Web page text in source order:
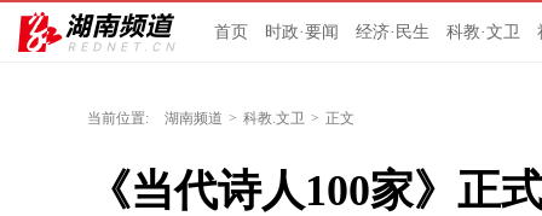
首页 时政·要闻 经济·民生 科教·文卫
当前位置: 湖南频道 > 科教.文卫 > 正文
《当代诗人100家》正